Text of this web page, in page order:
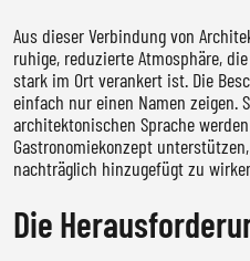
Aus dieser Verbindung von
ruhige, reduzierte Atmosphäre,
stark im Ort verankert ist. Die
einfach nur einen Namen zeigen.
architektonischen Sprache
Gastronomiekonzept
nachträglich hinzugefügt zu
Die